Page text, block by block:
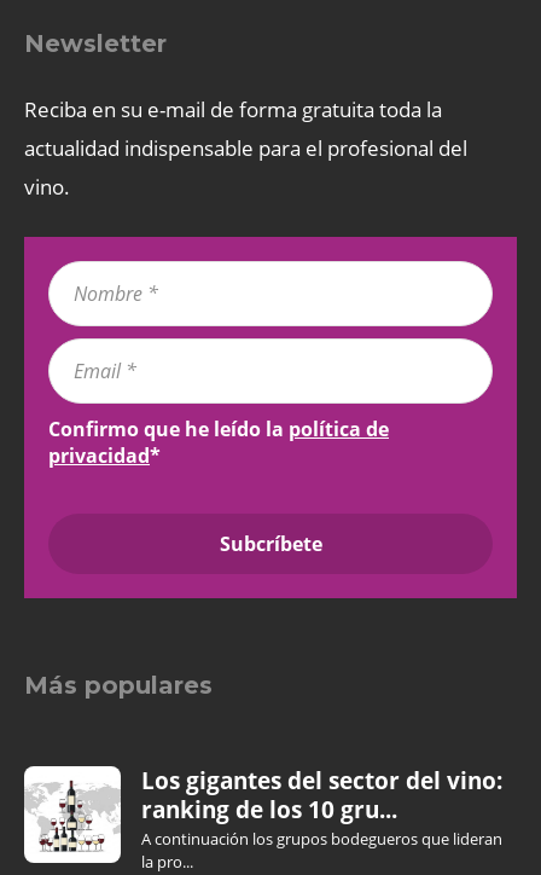
Newsletter
Reciba en su e-mail de forma gratuita toda la
actualidad indispensable para el profesional del
vino.
Confirmo que he leído la política de
privacidad*
Más populares
Los gigantes del sector del vino:
ranking de los 10 gru...
A continuación los grupos bodegueros que lideran
la pro...